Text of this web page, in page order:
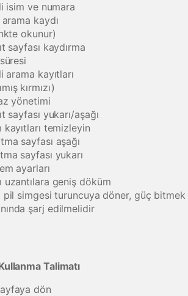
isim ve numara
kaydı
okunur)
sayfası kaydırma
arama kayıtları
kırmızı)
yönetimi
sayfası yukarı/aşağı
kayıtları temizleyin
sayfası aşağı
sayfası yukarı
ayarları
uzantılara geniş döküm
pil simgesi turuncuya döner, güç
şarj edilmelidir
Talimatı
dön